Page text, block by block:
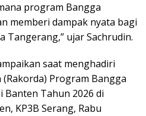
program Bangga
memberi dampak nyata bagi
Tangerang,” ujar Sachrudin.
saat menghadiri
Program Bangga
Banten Tahun 2026 di
KP3B Serang, Rabu